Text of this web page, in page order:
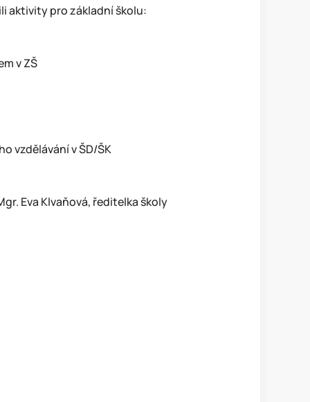
aktivity pro základní školu:
v ZŠ
vzdělávání v ŠD/ŠK
ředitelka školy